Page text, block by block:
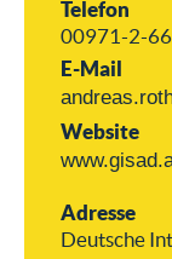
Telefon
00971-2-
E-Mail
Website
Adresse
Deutsche